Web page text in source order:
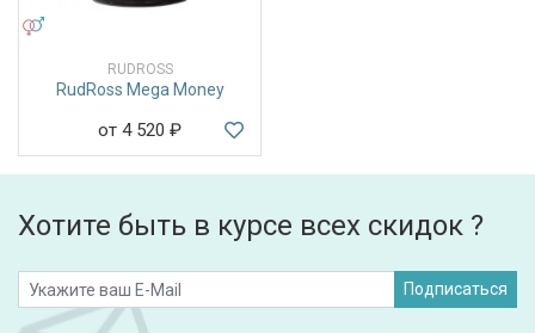
RUDROSS
RudRoss Mega Money
от 4 520 ₽
Хотите быть в курсе всех скидок ?
Подписаться